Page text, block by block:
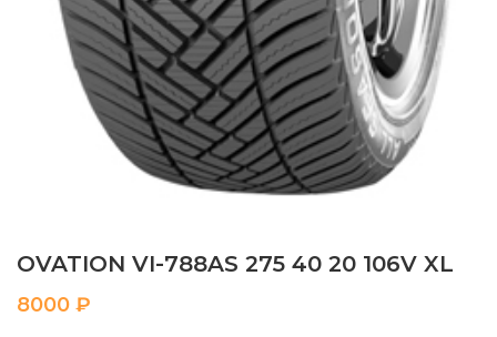
OVATION VI-788AS 275 40 20 106V XL
₽